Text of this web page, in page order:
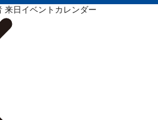
来日イベントカレンダー